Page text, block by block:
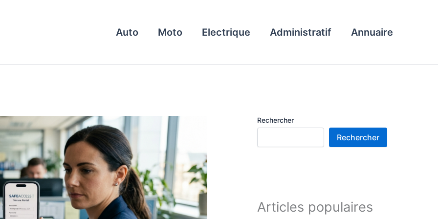
Auto Moto Electrique Administratif Annuaire
Rechercher
Rechercher
Articles populaires